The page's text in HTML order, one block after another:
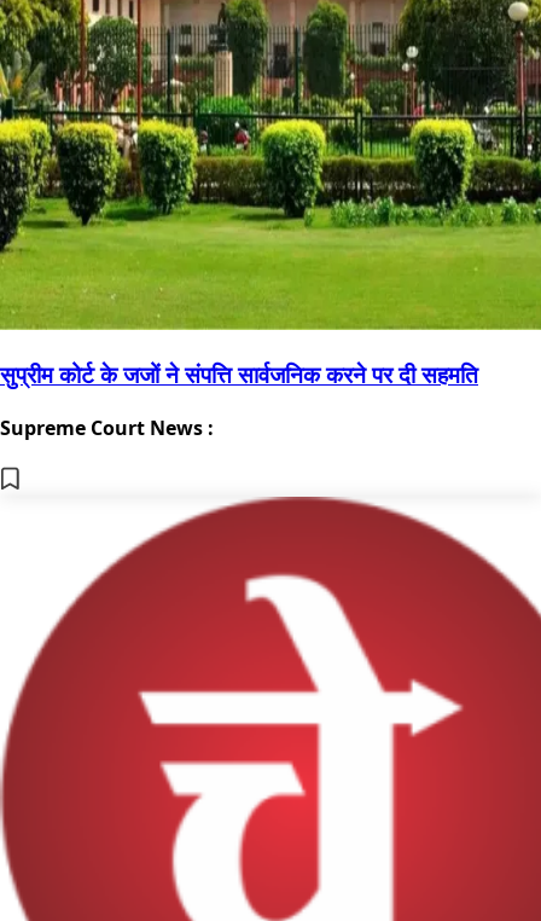
सुप्रीम कोर्ट के जजों ने संपत्ति सार्वजनिक करने पर दी सहमति
Supreme Court News :